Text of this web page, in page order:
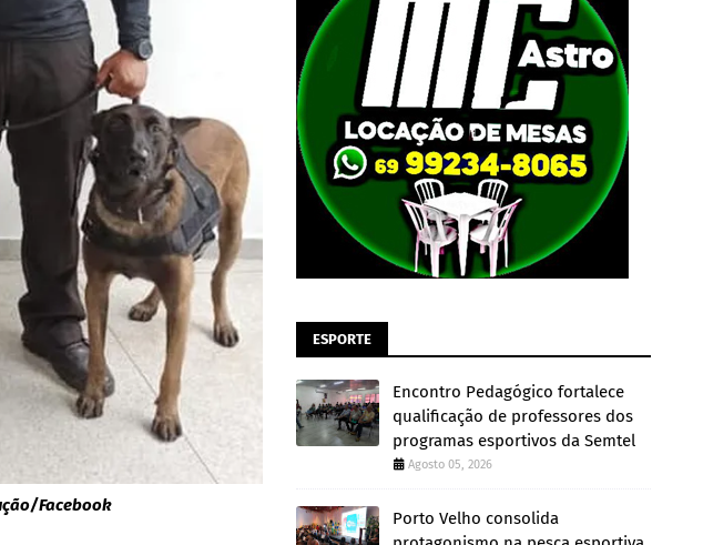
Facebook
ESPORTE
Encontro Pedagógico fortalece
qualificação de professores dos
programas esportivos da Semtel
Agosto 05, 2026
Porto Velho consolida